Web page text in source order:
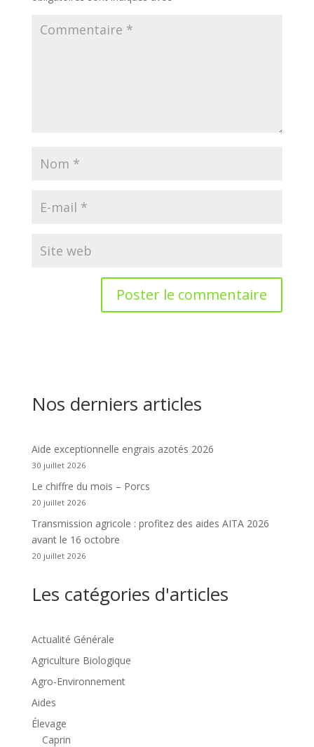
Nos derniers articles
Aide exceptionnelle engrais azotés 2026
30 juillet 2026
Le chiffre du mois – Porcs
20 juillet 2026
Transmission agricole : profitez des aides AITA 2026
avant le 16 octobre
20 juillet 2026
Les catégories d'articles
Actualité Générale
Agriculture Biologique
Agro-Environnement
Aides
Élevage
Caprin